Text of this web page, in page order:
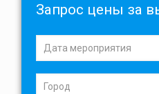
Запрос цены за